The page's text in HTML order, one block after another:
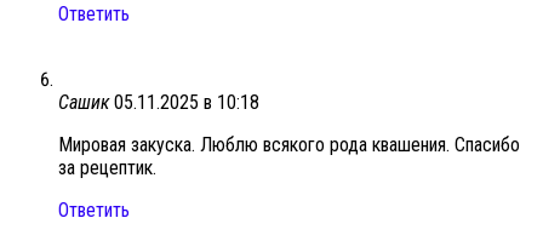
Ответить
Сашик 05.11.2025 в 10:18
Мировая закуска. Люблю всякого рода квашения. Спасибо
за рецептик.
Ответить